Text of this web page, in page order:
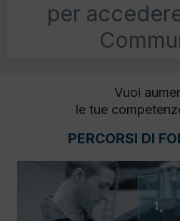
per
Vuoi
le tue
PERCORSI DI